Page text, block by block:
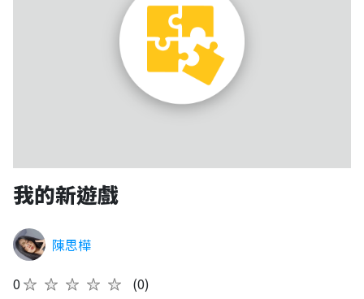
我的新遊戲
陳思樺
0★★★★★
(0)